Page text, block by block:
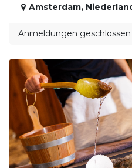
Amsterdam,
Anmeldungen geschlossen